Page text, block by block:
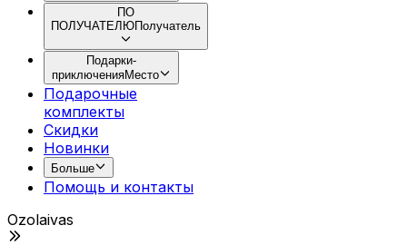
ПО
ПОЛУЧАТЕЛЮПолучатель
Подарки-
приключенияМесто
Подарочные
комплекты
Скидки
Новинки
Больше
Помощь и контакты
Ozolaivas